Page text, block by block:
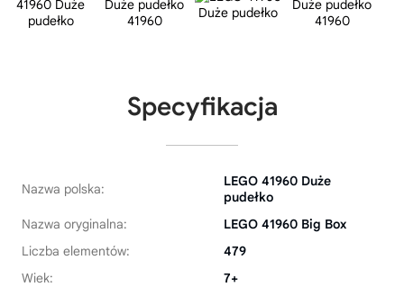
Specyfikacja
Nazwa polska:
LEGO 41960 Duże
pudełko
Nazwa oryginalna:
LEGO 41960 Big Box
Liczba elementów:
479
Wiek:
7+